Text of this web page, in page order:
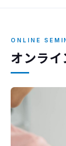
ONLINE
オンライ